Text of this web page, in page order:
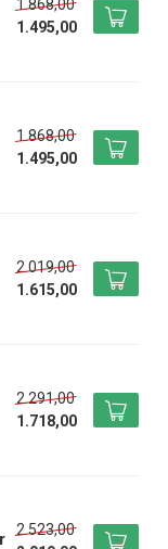
1.868,00
1.495,00
1.868,00
1.495,00
2.019,00
1.615,00
2.291,00
1.718,00
2.523,00